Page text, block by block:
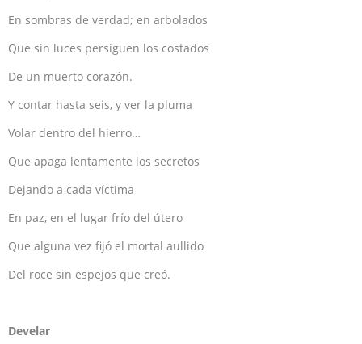
En sombras de verdad; en arbolados
Que sin luces persiguen los costados
De un muerto corazón.
Y contar hasta seis, y ver la pluma
Volar dentro del hierro…
Que apaga lentamente los secretos
Dejando a cada víctima
En paz, en el lugar frío del útero
Que alguna vez fijó el mortal aullido
Del roce sin espejos que creó.
Develar